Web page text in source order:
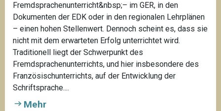
Fremdsprachenunterricht&nbsp;– im GER, in den
Dokumenten der EDK oder in den regionalen Lehrplänen
– einen hohen Stellenwert. Dennoch scheint es, dass sie
nicht mit dem erwarteten Erfolg unterrichtet wird.
Traditionell liegt der Schwerpunkt des
Fremdsprachenunterrichts, und hier insbesondere des
Französischunterrichts, auf der Entwicklung der
Schriftsprache....
Mehr